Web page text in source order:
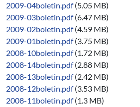
2009-04boletin.pdf (5.05 MB)
2009-03boletin.pdf (6.47 MB)
2009-02boletin.pdf (4.59 MB)
2009-01boletin.pdf (3.75 MB)
2008-10boletin.pdf (1.72 MB)
2008-14boletin.pdf (2.88 MB)
2008-13boletin.pdf (2.42 MB)
2008-12boletin.pdf (3.53 MB)
2008-11boletin.pdf (1.3 MB)